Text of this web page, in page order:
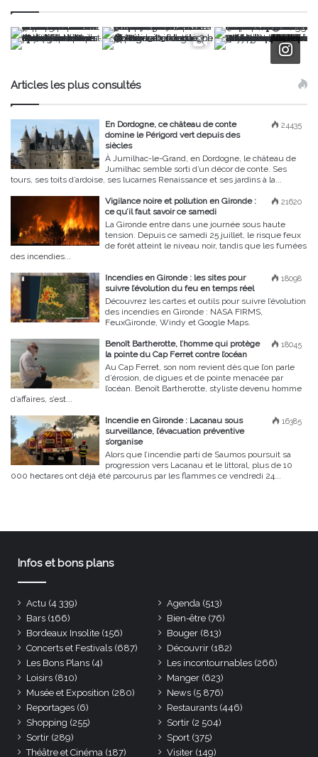
Articles les plus consultés
24435
En Dordogne, ce château de conte
domine le Périgord vert depuis des
siècles
À Jumilhac-le-Grand, en Dordogne, le château de
Jumilhac semble sorti d’un décor de conte. Ses
tours, ses toits d’ardoise, ses lucarnes Renaissance et ses jardins à la...
21620
Vigilance noire et pollution en Gironde :
ce qu’il faut savoir ce samedi
La Gironde entre dans une journée sous haute
tension. Depuis ce samedi 25 juillet, le risque feux
de forêt atteint le niveau noir, tandis que les fumées
des incendies...
18098
Incendies en Gironde : les sites pour
suivre l’évolution du feu en temps réel
Découvrez les cartes et outils pour suivre l’évolution
des incendies en Gironde : NASA FIRMS,
FeuxGironde, Windy et Google Maps.
18045
Benoît Bartherotte, l’homme qui protège
la pointe du Cap Ferret contre l’océan
Au Cap Ferret, son nom revient dès que l’on parle
d’érosion, de digues et de pointe menacée par
l’océan. Benoît Bartherotte, styliste devenu homme
d’affaires, s’est...
16385
Incendie en Gironde : Lacanau sous
surveillance, l’évacuation préventive
s’organise
Alors que l’incendie parti de Saumos poursuit sa
progression vers Lacanau et le littoral, plus de 10
000 hectares ont déjà été parcourus par les flammes ce vendredi 24...
Infos et bons plans
Actu (4 339) Agenda (513)
Bars (166) Bien-être (76)
Bordeaux Insolite (156) Bouger (813)
Concerts et Festivals (687) Découvrir (182)
Les Bons Plans (4) Les incontournables (266)
Loisirs (810) Manger (623)
Musée et Exposition (280) News (5 876)
Reportages (6) Restaurants (446)
Shopping (255) Sortir (2 504)
Sortir (289) Sport (375)
Théâtre et Cinéma (187) Visiter (149)